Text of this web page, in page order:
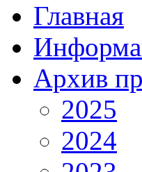
Главная
Архив
2025
2024